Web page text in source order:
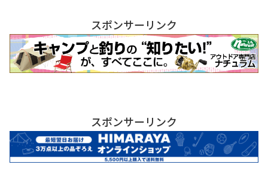
スポンサーリンク
スポンサーリンク